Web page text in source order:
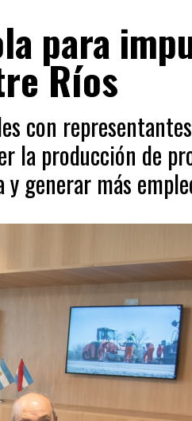
para
Ríos
con
la producción de
generar más